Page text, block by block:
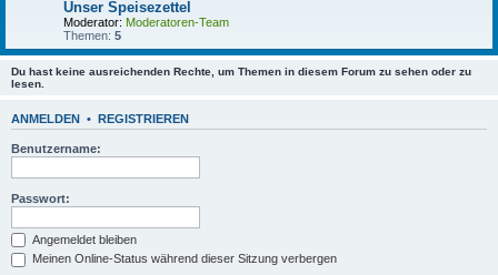
Unser Speisezettel
Moderator: Moderatoren-Team
Themen: 5
Du hast keine ausreichenden Rechte, um Themen in diesem Forum zu sehen oder zu
lesen.
ANMELDEN • REGISTRIEREN
Benutzername:
Passwort:
Angemeldet bleiben
Meinen Online-Status während dieser Sitzung verbergen